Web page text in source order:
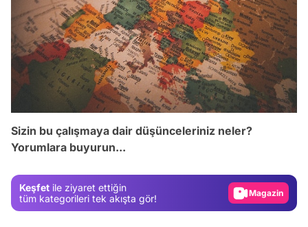
Sizin bu çalışmaya dair düşünceleriniz neler?
Yorumlara buyurun...
Keşfet ile ziyaret ettiğin
tüm kategorileri tek akışta gör!
Video
Magazin
Video